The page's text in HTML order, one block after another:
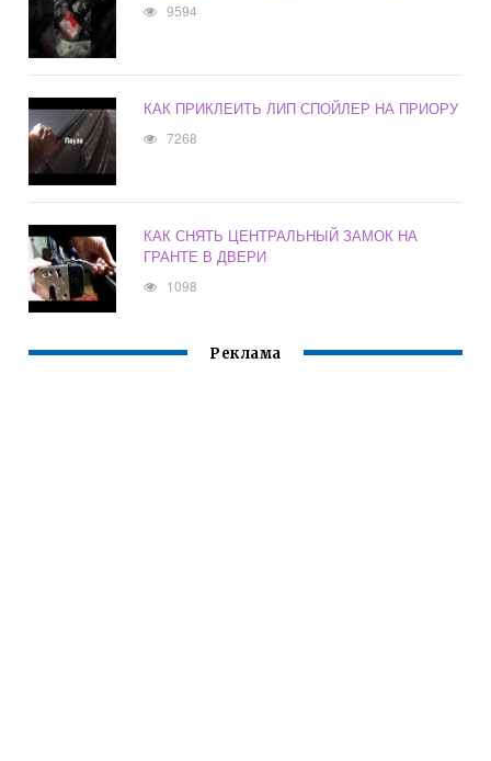
9594
КАК ПРИКЛЕИТЬ ЛИП СПОЙЛЕР НА ПРИОРУ
7268
КАК СНЯТЬ ЦЕНТРАЛЬНЫЙ ЗАМОК НА
ГРАНТЕ В ДВЕРИ
1098
Реклама